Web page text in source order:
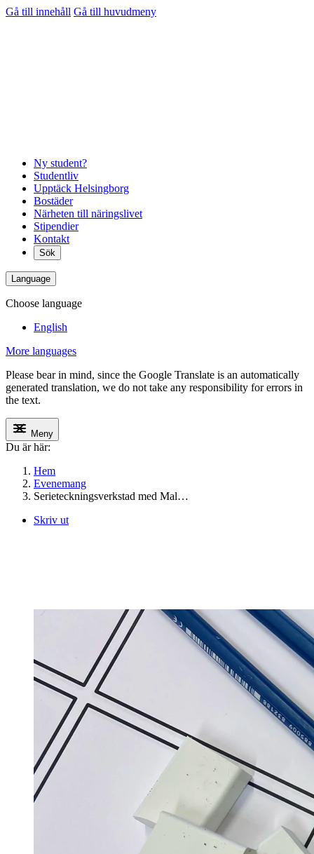
Gå till innehåll Gå till huvudmeny
Ny student?
Studentliv
Upptäck Helsingborg
Bostäder
Närheten till näringslivet
Stipendier
Kontakt
Sök
Language
Choose language
English
More languages
Please bear in mind, since the Google Translate is an automatically
generated translation, we do not take any responsibility for errors in
the text.
Meny
Du är här:
Hem
Evenemang
Serieteckningsverkstad med Mal…
Skriv ut